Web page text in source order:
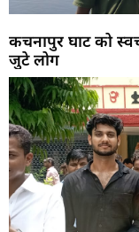
कचनापुर घाट को
जुटे लोग